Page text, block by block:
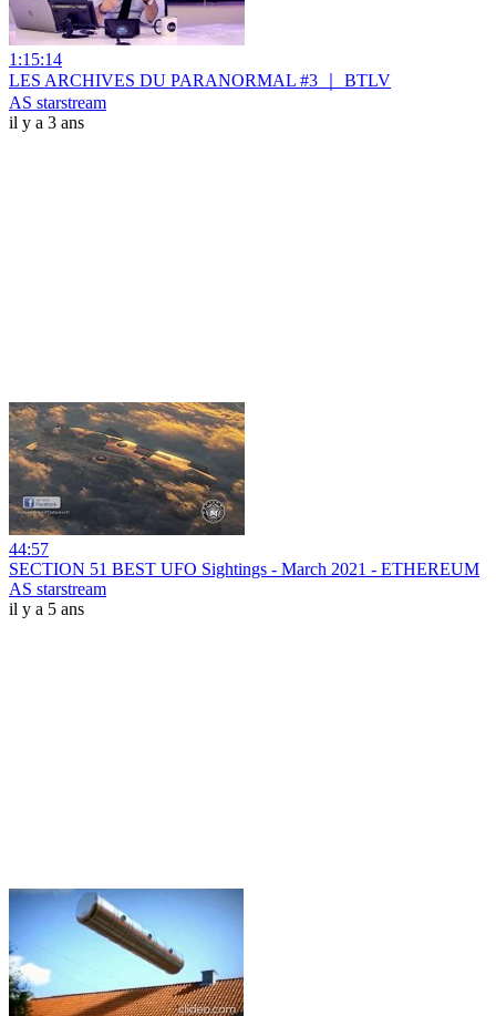
1:15:14
LES ARCHIVES DU PARANORMAL #3 ｜ BTLV
AS starstream
il y a 3 ans
44:57
SECTION 51 BEST UFO Sightings - March 2021 - ETHEREUM
AS starstream
il y a 5 ans